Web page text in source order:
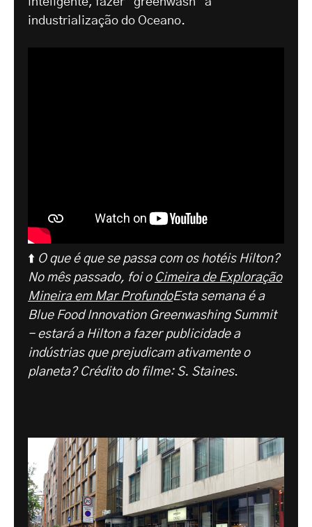
industrialização do Oceano.
⬆️ O que é que se passa com os hotéis Hilton?
No mês passado, foi o Cimeira de Exploração
Mineira em Mar ProfundoEsta semana é a
Blue Food Innovation Greenwashing Summit
- estará a Hilton a fazer publicidade a
indústrias que prejudicam ativamente o
planeta? Crédito do filme: S. Staines.